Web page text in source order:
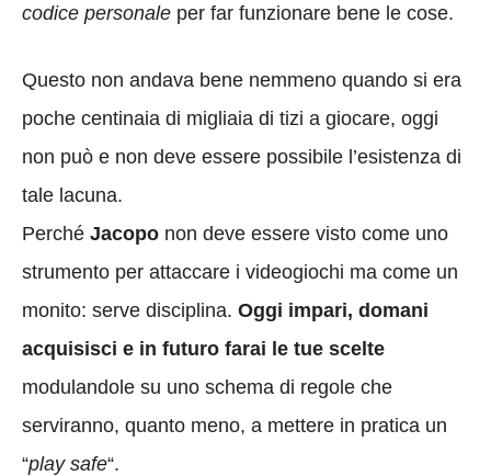
codice personale per far funzionare bene le cose.
Questo non andava bene nemmeno quando si era
poche centinaia di migliaia di tizi a giocare, oggi
non può e non deve essere possibile l’esistenza di
tale lacuna.
Perché Jacopo non deve essere visto come uno
strumento per attaccare i videogiochi ma come un
monito: serve disciplina. Oggi impari, domani
acquisisci e in futuro farai le tue scelte
modulandole su uno schema di regole che
serviranno, quanto meno, a mettere in pratica un
“play safe“.